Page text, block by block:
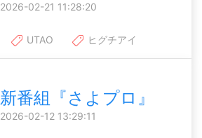
2026-02-21 11:28:20
UTAO ヒグチアイ
新番組『さよプロ』
2026-02-12 13:29:11